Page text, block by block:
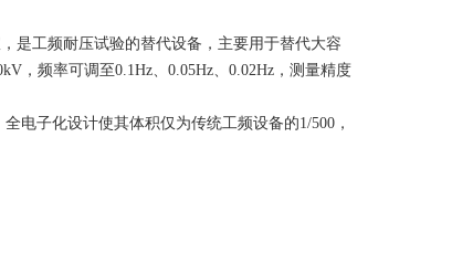
是工频耐压试验的替代设备，主要用于替代大容
，频率可调至0.1Hz、0.05Hz、0.02Hz，测量精度
电子化设计使其体积仅为传统工频设备的1/500，